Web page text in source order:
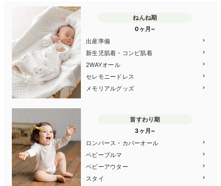
ねんね期
0ヶ月~
出産準備
新生児肌着・コンビ肌着
2WAYオール
セレモニードレス
メモリアルグッズ
首すわり期
3ヶ月~
ロンパース・カバーオール
ベビーブルマ
ベビーアウター
スタイ